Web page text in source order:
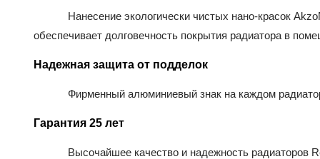
Нанесение экологически чистых нано-красок
обеспечивает долговечность покрытия радиатора в
Надежная защита от подделок
Фирменный алюминиевый знак на каждом
Гарантия 25 лет
Высочайшее качество и надежность радиаторов